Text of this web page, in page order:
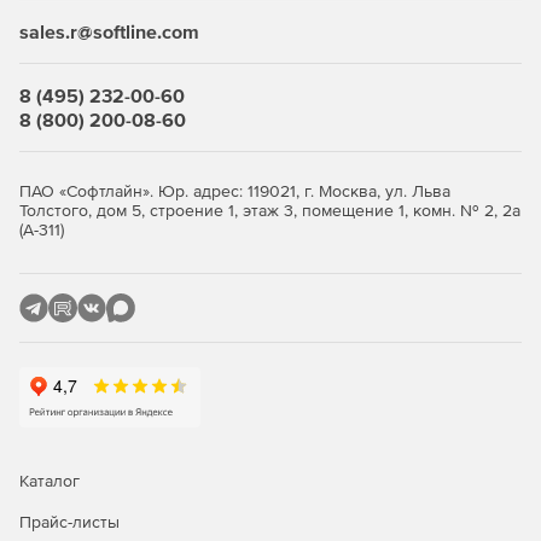
консоль из любого браузера. В редакции Advanced
доступны контроль приложений, контроль USB-устройств
интеграция с SIEM-системами. Облачная аналитика угроз
PRO32 ETI (Ecosystem Threat Intelligence) собирает данные
отслеживает безопасность сетей Wi-Fi. Разворачивать
защиту удобно: удалённая и тихая установка, рассылка по
электронной почте или пакетами, поддержка
Как купить PRO32 Endpoint
Выберите количество узлов, оформите заказ и получите
ключи — развёртывание выполняется удалённо через
закрывающих документов (счёт, накладная, счёт-фактура)
и помощь в подборе нужного количества лицензий.
sales.r@softline.com
8 (495) 232-00-60
8 (800) 200-08-60
ПАО «Софтлайн». Юр. адрес: 119021, г. Москва, ул. Льва
Толстого, дом 5, строение 1, этаж 3, помещение 1, комн. № 2, 2а
(А-311)
Каталог
Прайс-листы